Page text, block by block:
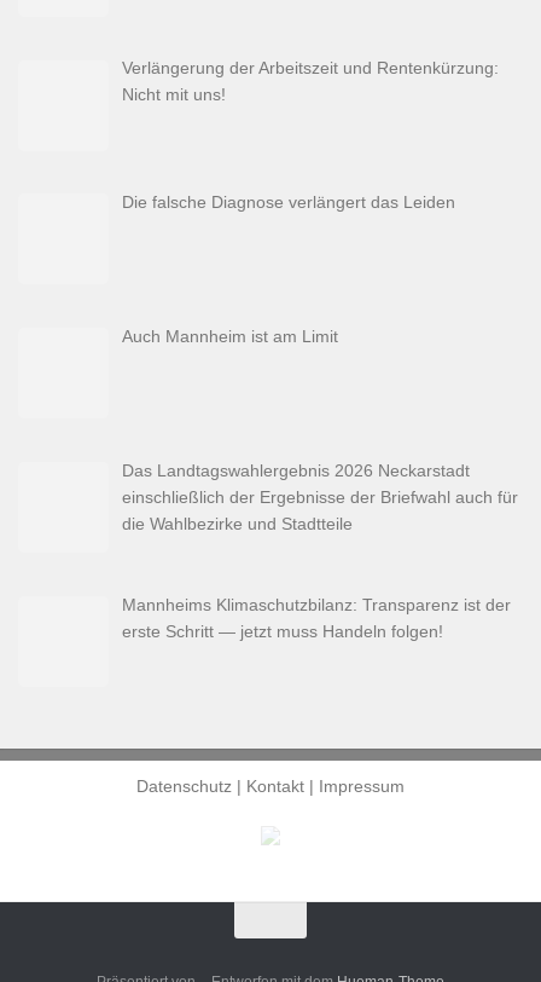
Verlängerung der Arbeitszeit und Rentenkürzung:
Nicht mit uns!
Die falsche Diagnose verlängert das Leiden
Auch Mannheim ist am Limit
Das Landtagswahlergebnis 2026 Neckarstadt
einschließlich der Ergebnisse der Briefwahl auch für
die Wahlbezirke und Stadtteile
Mannheims Klimaschutzbilanz: Transparenz ist der
erste Schritt — jetzt muss Handeln folgen!
Datenschutz | Kontakt | Impressum